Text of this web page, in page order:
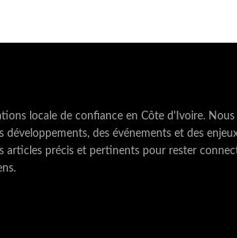
locale de confiance en Côte d'Ivoire. Nous
des événements et des
précis et pertinents pour rester